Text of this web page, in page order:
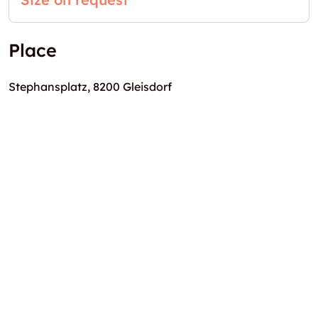
Place
Stephansplatz, 8200 Gleisdorf